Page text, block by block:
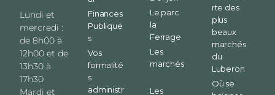
Lundi et
mercredi :
de 8h00 à
12h00 et de
13h30 à
17h30
Mardi et
Finances
Publique
s
Vos
formalité
s
administr
Le parc
la
Ferrage
Les
marchés
Les
rte des
plus
beaux
marchés
du
Luberon
Où se